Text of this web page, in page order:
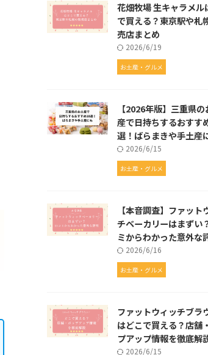
花畑牧場 生キャラメル
で買える？東京駅や札
売店まとめ
2026/6/19
お土産・グルメ
【2026年版】三重県の
産で日持ちするおすす
選！ばらまきや手土産
2026/6/15
お土産・グルメ
【本音調査】ファット
チベーカリーはまずい
ミからわかった意外な
2026/6/16
お土産・グルメ
ファットウィッチブラ
はどこで買える？店舗
プアップ情報を徹底解
2026/6/15